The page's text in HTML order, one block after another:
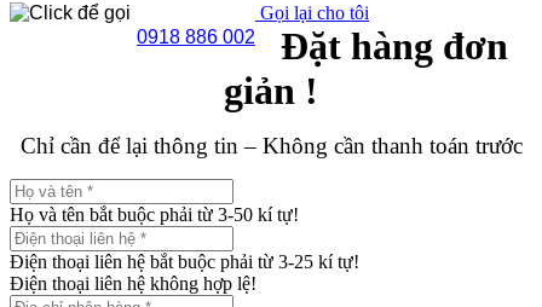
0918 886 002
Gọi lại cho tôi
Đặt hàng đơn
giản !
Chỉ cần để lại thông tin – Không cần thanh toán trước
Họ và tên bắt buộc phải từ 3-50 kí tự!
Điện thoại liên hệ bắt buộc phải từ 3-25 kí tự!
Điện thoại liên hệ không hợp lệ!